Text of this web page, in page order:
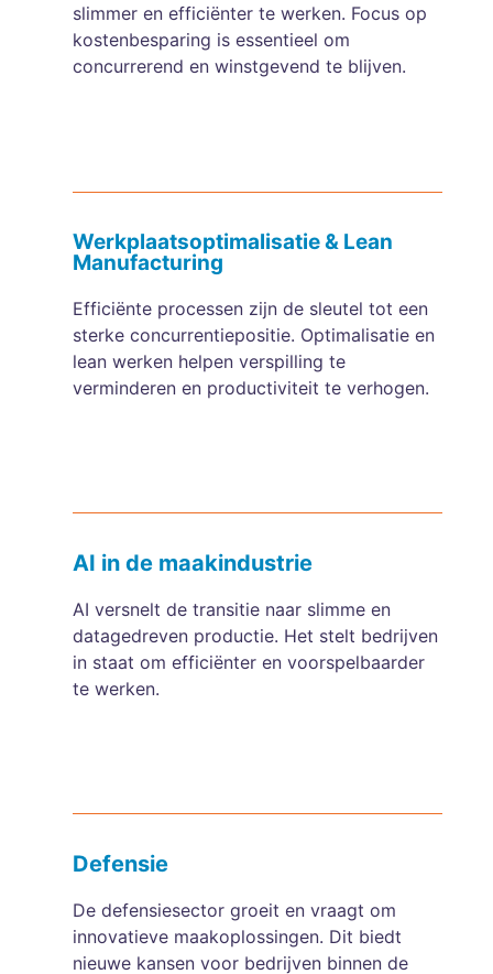
slimmer en efficiënter te werken. Focus op
kostenbesparing is essentieel om
concurrerend en winstgevend te blijven.
Werkplaatsoptimalisatie & Lean
Manufacturing
Efficiënte processen zijn de sleutel tot een
sterke concurrentiepositie. Optimalisatie en
lean werken helpen verspilling te
verminderen en productiviteit te verhogen.
AI in de maakindustrie
AI versnelt de transitie naar slimme en
datagedreven productie. Het stelt bedrijven
in staat om efficiënter en voorspelbaarder
te werken.
Defensie
De defensiesector groeit en vraagt om
innovatieve maakoplossingen. Dit biedt
nieuwe kansen voor bedrijven binnen de